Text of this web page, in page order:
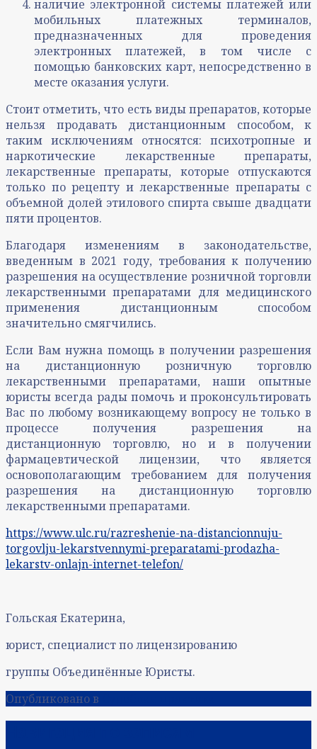
наличие электронной системы платежей или
мобильных платежных терминалов,
предназначенных для проведения
электронных платежей, в том числе с
помощью банковских карт, непосредственно в
месте оказания услуги.
Стоит отметить, что есть виды препаратов, которые
нельзя продавать дистанционным способом, к
таким исключениям относятся: психотропные и
наркотические лекарственные препараты,
лекарственные препараты, которые отпускаются
только по рецепту и лекарственные препараты с
объемной долей этилового спирта свыше двадцати
пяти процентов.
Благодаря изменениям в законодательстве,
введенным в 2021 году, требования к получению
разрешения на осуществление розничной торговли
лекарственными препаратами для медицинского
применения дистанционным способом
значительно смягчились.
Если Вам нужна помощь в получении разрешения
на дистанционную розничную торговлю
лекарственными препаратами, наши опытные
юристы всегда рады помочь и проконсультировать
Вас по любому возникающему вопросу не только в
процессе получения разрешения на
дистанционную торговлю, но и в получении
фармацевтической лицензии, что является
основополагающим требованием для получения
разрешения на дистанционную торговлю
лекарственными препаратами.
https://www.ulc.ru/razreshenie-na-distancionnuju-
torgovlju-lekarstvennymi-preparatami-prodazha-
lekarstv-onlajn-internet-telefon/
Гольская Екатерина,
юрист, специалист по лицензированию
группы Объединённые Юристы.
Опубликовано в